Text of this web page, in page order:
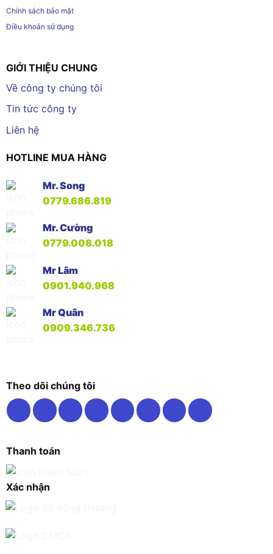
Chính sách bảo mật
Điều khoản sử dụng
GIỚI THIỆU CHUNG
Về công ty chúng tôi
Tin tức công ty
Liên hệ
HOTLINE MUA HÀNG
Mr. Song
0779.686.819
Mr. Cường
0779.008.018
Mr Lâm
0901.940.968
Mr Quân
0909.346.736
Theo dõi chúng tôi
Thanh toán
Xác nhận